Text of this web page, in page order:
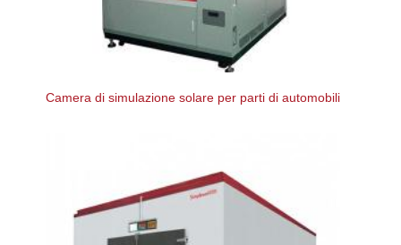
Camera di simulazione solare per parti di automobili